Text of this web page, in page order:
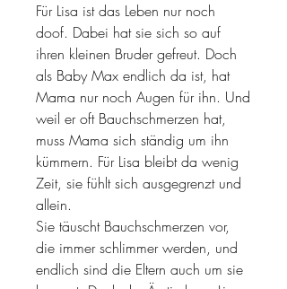
Für Lisa ist das Leben nur noch
doof. Dabei hat sie sich so auf
ihren kleinen Bruder gefreut. Doch
als Baby Max endlich da ist, hat
Mama nur noch Augen für ihn. Und
weil er oft Bauchschmerzen hat,
muss Mama sich ständig um ihn
kümmern. Für Lisa bleibt da wenig
Zeit, sie fühlt sich ausgegrenzt und
allein.
Sie täuscht Bauchschmerzen vor,
die immer schlimmer werden, und
endlich sind die Eltern auch um sie